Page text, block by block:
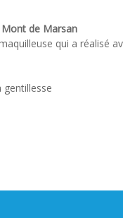
de Marsan
qui a réalisé
gentillesse